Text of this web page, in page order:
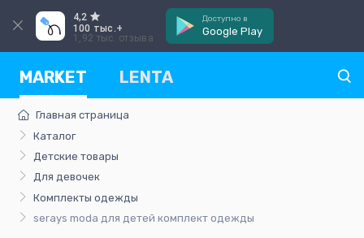
4,2
100 тыс.+
1,92 тыс. отзыва
Доступно в
Google Play
MARKET LENTA
Главная страница
Каталог
Детские товары
Для девочек
Комплекты одежды
serays moda для детей комплект одежды